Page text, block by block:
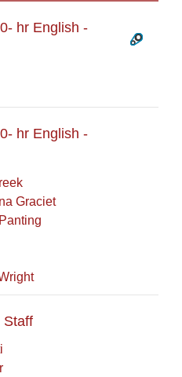
hr English -
hr English -
Graciet
Staff